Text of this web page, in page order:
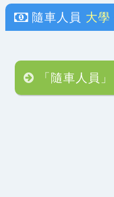
隨車人員 大學
「隨車人員」